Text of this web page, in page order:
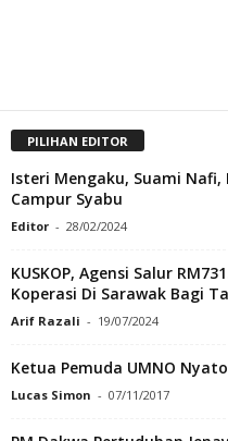
PILIHAN EDITOR
Isteri Mengaku, Suami Nafi,
Campur Syabu
Editor - 28/02/2024
KUSKOP, Agensi Salur
Koperasi Di Sarawak Bagi
Arif Razali - 19/07/2024
Ketua Pemuda UMNO
Lucas Simon - 07/11/2017